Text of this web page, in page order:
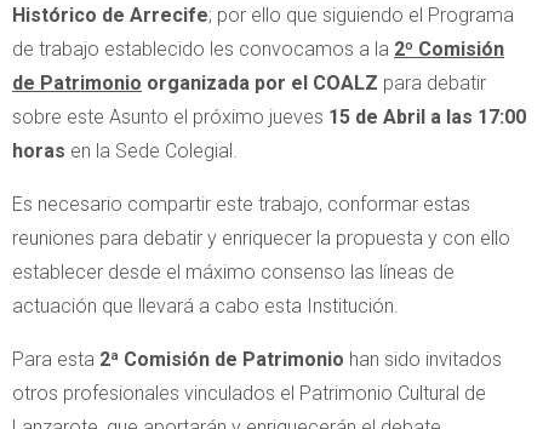
Histórico de Arrecife; por ello que siguiendo el Programa
de trabajo establecido les convocamos a la 2º Comisión
de Patrimonio organizada por el COALZ para debatir
sobre este Asunto el próximo jueves 15 de Abril a las 17:00
horas en la Sede Colegial.
Es necesario compartir este trabajo, conformar estas
reuniones para debatir y enriquecer la propuesta y con ello
establecer desde el máximo consenso las líneas de
actuación que llevará a cabo esta Institución.
Para esta 2ª Comisión de Patrimonio han sido invitados
otros profesionales vinculados el Patrimonio Cultural de